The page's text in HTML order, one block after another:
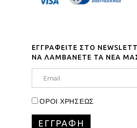
ΕΓΓΡΑΦΕΙΤΕ ΣΤΟ
ΝΑ ΛΑΜΒΑΝΕΤΕ ΤΑ ΝΕΑ
ΟΡΟΙ ΧΡΗΣΕΩΣ